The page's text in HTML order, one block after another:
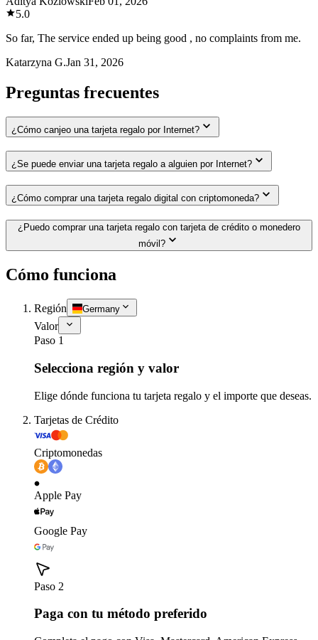
5.0
So far, The service ended up being good , no complaints from me.
Katarzyna G.Jan 31, 2026
Preguntas frecuentes
¿Cómo canjeo una tarjeta regalo por Internet?
¿Se puede enviar una tarjeta regalo a alguien por Internet?
¿Cómo comprar una tarjeta regalo digital con criptomoneda?
¿Puedo comprar una tarjeta regalo con tarjeta de crédito o monedero
móvil?
Cómo funciona
Región Germany
Valor
Paso 1
Selecciona región y valor
Elige dónde funciona tu tarjeta regalo y el importe que deseas.
Tarjetas de Crédito
Criptomonedas
Apple Pay
Google Pay
Paso 2
Paga con tu método preferido